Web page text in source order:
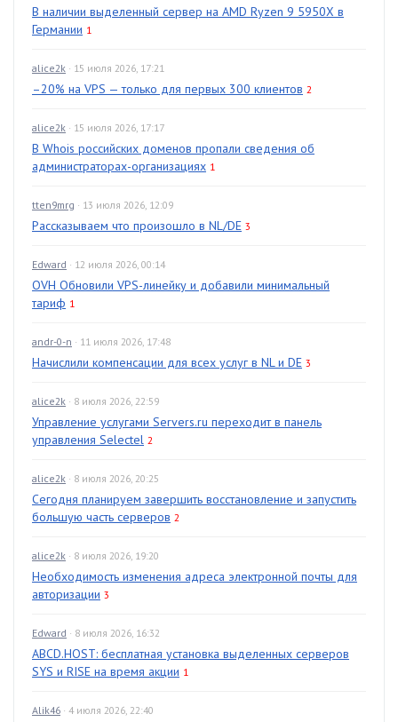
В наличии выделенный сервер на AMD Ryzen 9 5950X в
Германии 1
alice2k · 15 июля 2026, 17:21
–20% на VPS — только для первых 300 клиентов 2
alice2k · 15 июля 2026, 17:17
В Whois российских доменов пропали сведения об
администраторах-организациях 1
tten9mrg · 13 июля 2026, 12:09
Рассказываем что произошло в NL/DE 3
Edward · 12 июля 2026, 00:14
OVH Обновили VPS-линейку и добавили минимальный
тариф 1
andr-0-n · 11 июля 2026, 17:48
Начислили компенсации для всех услуг в NL и DE 3
alice2k · 8 июля 2026, 22:59
Управление услугами Servers.ru переходит в панель
управления Selectel 2
alice2k · 8 июля 2026, 20:25
Сегодня планируем завершить восстановление и запустить
большую часть серверов 2
alice2k · 8 июля 2026, 19:20
Необходимость изменения адреса электронной почты для
авторизации 3
Edward · 8 июля 2026, 16:32
ABCD.HOST: бесплатная установка выделенных серверов
SYS и RISE на время акции 1
Alik46 · 4 июля 2026, 22:40